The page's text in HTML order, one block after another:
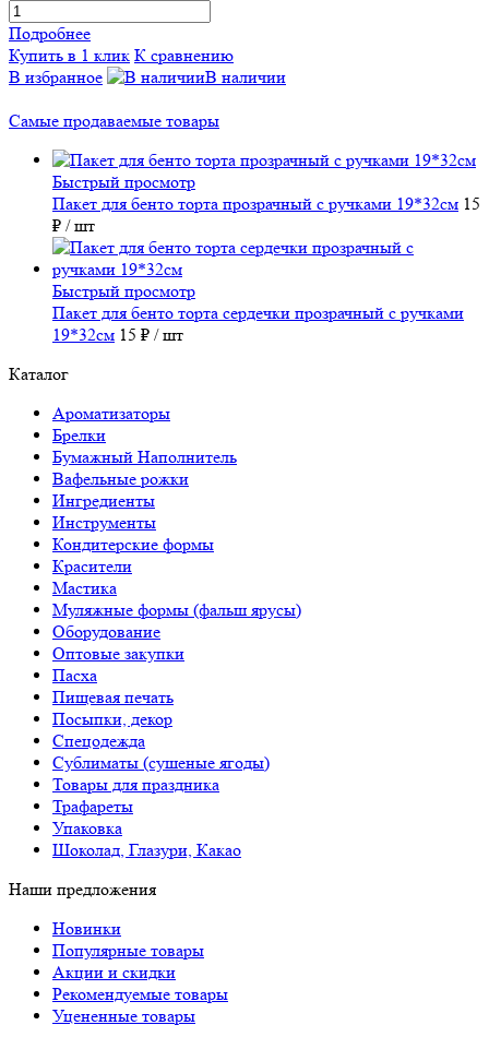
Подробнее
Купить в 1 клик К сравнению
В избранное
В наличии
Самые продаваемые товары
Быстрый просмотр
Пакет для бенто торта прозрачный с ручками 19*32см 15
₽ / шт
Быстрый просмотр
Пакет для бенто торта сердечки прозрачный с ручками
19*32см 15 ₽ / шт
Каталог
Ароматизаторы
Брелки
Бумажный Наполнитель
Вафельные рожки
Ингредиенты
Инструменты
Кондитерские формы
Красители
Мастика
Муляжные формы (фальш ярусы)
Оборудование
Оптовые закупки
Пасха
Пищевая печать
Посыпки, декор
Спецодежда
Сублиматы (сушеные ягоды)
Товары для праздника
Трафареты
Упаковка
Шоколад, Глазури, Какао
Наши предложения
Новинки
Популярные товары
Акции и скидки
Рекомендуемые товары
Уцененные товары